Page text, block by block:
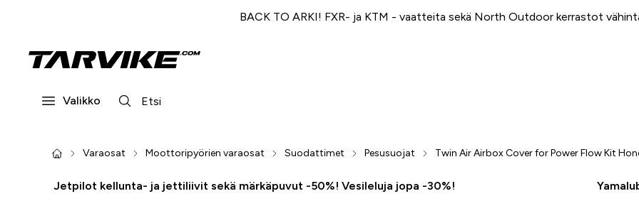
BACK TO ARKI! FXR- ja KTM - vaatteita sekä North Outdoor kerrastot
Valikko
Varaosat Moottoripyörien varaosat Suodattimet Pesusuojat Twin Air Airbox Cover for Power Flow Kit
Jetpilot kellunta- ja jettiliivit sekä märkäpuvut -50%! Vesileluja jopa -30%!